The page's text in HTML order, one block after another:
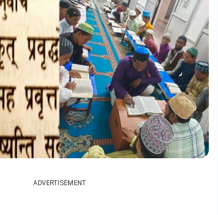
ADVERTISEMENT